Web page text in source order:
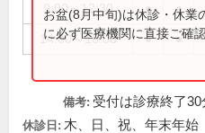
9:00～12:30 ● ●
14:00～18:00 ● ●
お盆(8月中旬)は休診・休業
に必ず医療機関に直接ご確
備考: 受付は診療終了
休診日: 木、日、祝、年末年始